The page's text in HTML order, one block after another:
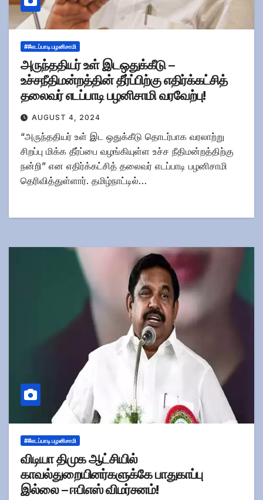
##எடப்பாடி பழனிசாமி
அருந்ததியர் உள் இடஒதுக்கீடு –
உச்சநீதிமன்றத்தின் தீர்ப்பிற்கு எதிர்க்கட்சித்
தலைவர் எடப்பாடி பழனிசாமி வரவேற்பு!
AUGUST 4, 2024
“அருந்ததியர் உள் இட ஒதுக்கீடு தொடர்பாக வரலாற்று
சிறப்பு மிக்க தீர்ப்பை வழங்கியுள்ள உச்ச நீதிமன்றத்திற்கு
நன்றி” என எதிர்க்கட்சித் தலைவர் எடப்பாடி பழனிசாமி
தெரிவித்துள்ளார். தமிழ்நாட்டில்…
##எடப்பாடி பழனிசாமி
விடியா திமுக ஆட்சியில்
காவல்துறையினர்களுக்கே பாதுகாப்பு
இல்லை – ஈபிஎஸ் விமர்சனம்!